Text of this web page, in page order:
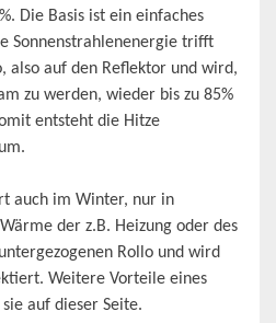
Die Basis ist ein einfaches
Sonnenstrahlenenergie trifft
auf den Reflektor und wird,
zu werden, wieder bis zu 85%
entsteht die Hitze
auch im Winter, nur in
der z.B. Heizung oder des
Rollo und wird
Weitere Vorteile eines
auf dieser Seite.